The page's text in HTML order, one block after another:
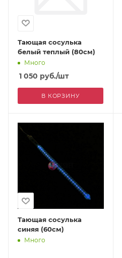
Тающая сосулька
белый теплый (80см)
Много
1 050 руб./шт
В КОРЗИНУ
Тающая сосулька
синяя (60см)
Много